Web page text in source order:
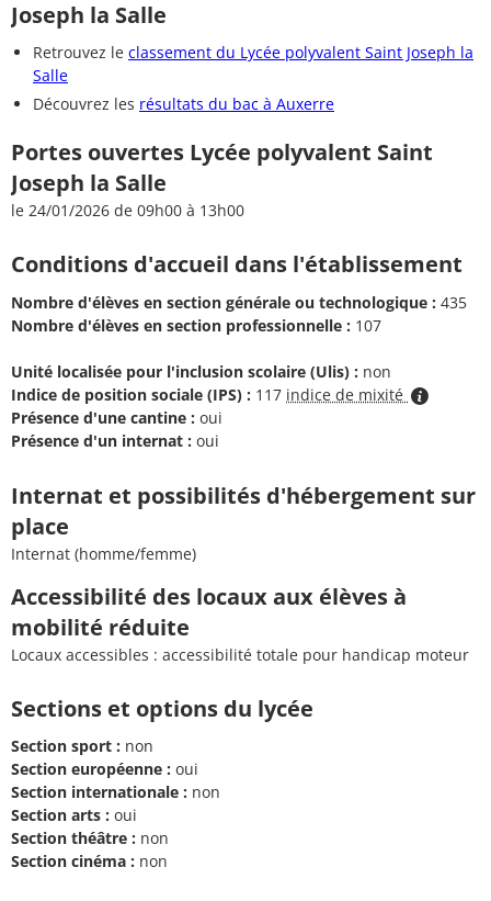
Joseph la Salle
Retrouvez le classement du Lycée polyvalent Saint Joseph la
Salle
Découvrez les résultats du bac à Auxerre
Portes ouvertes Lycée polyvalent Saint
Joseph la Salle
le 24/01/2026 de 09h00 à 13h00
Conditions d'accueil dans l'établissement
Nombre d'élèves en section générale ou technologique : 435
Nombre d'élèves en section professionnelle : 107
Unité localisée pour l'inclusion scolaire (Ulis) : non
Indice de position sociale (IPS) : 117 indice de mixité
Présence d'une cantine : oui
Présence d'un internat : oui
Internat et possibilités d'hébergement sur
place
Internat (homme/femme)
Accessibilité des locaux aux élèves à
mobilité réduite
Locaux accessibles : accessibilité totale pour handicap moteur
Sections et options du lycée
Section sport : non
Section européenne : oui
Section internationale : non
Section arts : oui
Section théâtre : non
Section cinéma : non